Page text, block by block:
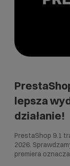
lepsza
działanie!
PrestaShop 9.1
2026.
premiera